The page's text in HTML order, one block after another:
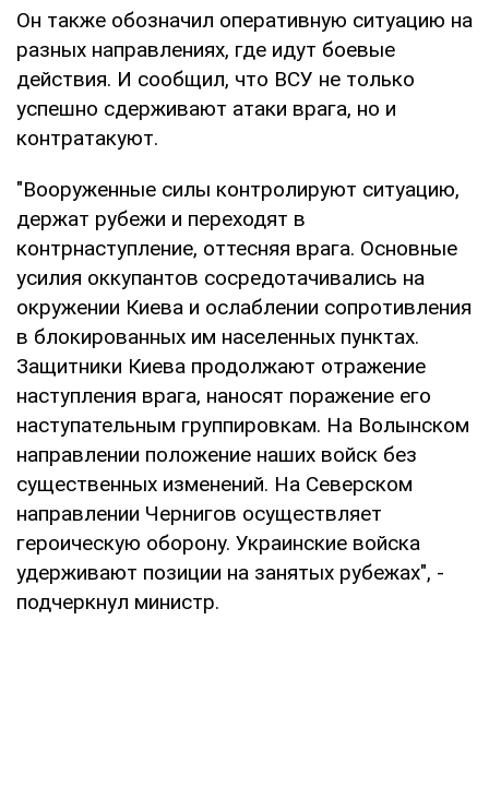
Он также обозначил оперативную ситуацию на
разных направлениях, где идут боевые
действия. И сообщил, что ВСУ не только
успешно сдерживают атаки врага, но и
контратакуют.
"Вооруженные силы контролируют ситуацию,
держат рубежи и переходят в
контрнаступление, оттесняя врага. Основные
усилия оккупантов сосредотачивались на
окружении Киева и ослаблении сопротивления
в блокированных им населенных пунктах.
Защитники Киева продолжают отражение
наступления врага, наносят поражение его
наступательным группировкам. На Волынском
направлении положение наших войск без
существенных изменений. На Северском
направлении Чернигов осуществляет
героическую оборону. Украинские войска
удерживают позиции на занятых рубежах", -
подчеркнул министр.